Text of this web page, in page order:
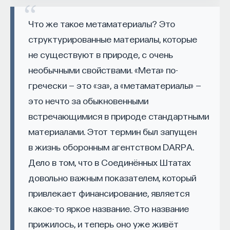
Что же такое метаматериалы? Это
структурированные материалы, которые
не существуют в природе, с очень
необычными свойствами. «Мета» по-
гречески — это «за», а «метаматериалы» —
это нечто за обыкновенными
встречающимися в природе стандартными
материалами. Этот термин был запущен
в жизнь оборонным агентством DARPA.
Дело в том, что в Соединённых Штатах
довольно важным показателем, который
привлекает финансирование, является
какое-то яркое название. Это название
прижилось, и теперь оно уже живёт
проекта имеют STEM-образование, при этом
заинтересованы в работе в инновационных
компаниях, но не знают, с чего начать.
Специалисты сталкиваются с тремя ключевыми
барьерами:
Недостаток информации о глобальных
индустриях и карьерных возможностях
мешает поиску подходящих ваканси; ​
Непрозрачные механизмы в инновационных
компаниях усложняют процесс
трудоустройства​;
Стереотипы не позволяют эффективно
конкурировать на международном рынке​.
Что такое Naukka Talents
то изменив.
Зачем же нам это может быть нужно в квантовой
механике? Дело в том, что многие задачи,
например, материаловедения до сих пор
являются нерешенными. Какие-то материалы
мы умеем рассчитывать на основе аналитических
моделей, которые мы придумали и которые дают
нам хороший результат. Какие-то мы не можем
рассчитывать на основании моделей, так как
их у нас нет. Но мы можем рассчитывать
суперкомпьютерах. А какие-то не можем
рассчитать даже так.
Высокотемпературная сверхпроводимость была
обнаружена во второй половине XX века, и она